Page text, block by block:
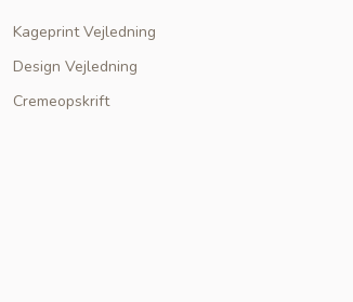
Kageprint Vejledning
Design Vejledning
Cremeopskrift